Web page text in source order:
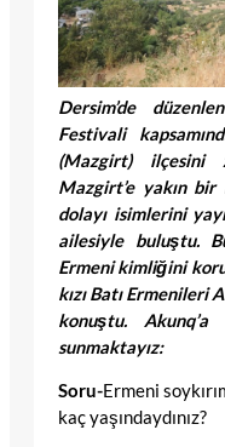
Dersim’de
Festivali
(Mazgirt) ilçesini
Mazgirt’e yakın bir
dolayı isimlerini
ailesiyle buluştu.
Ermeni kimliğini
kızı Batı Ermenileri
konuştu. Akunq’a
sunmaktayız:
Soru-Ermeni
kaç yaşındaydınız?